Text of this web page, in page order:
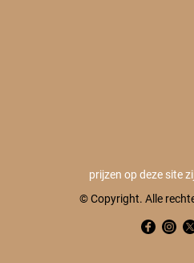
prijzen op deze site
© Copyright. Alle